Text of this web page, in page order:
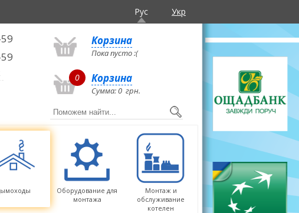
Рус Укр
Корзина
Пока пусто :(
0 Корзина
Сумма:0 грн.
Оборудование для
монтажа
Монтаж и
обслуживание
котелен